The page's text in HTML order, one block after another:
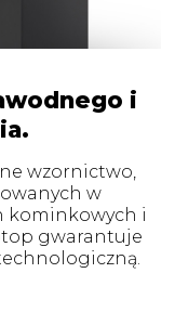
i
wzornictwo,
w
kominkowych i
gwarantuje